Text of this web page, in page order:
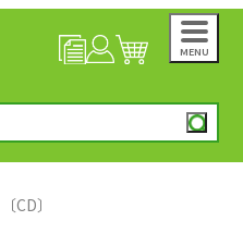
MENU
CD〕